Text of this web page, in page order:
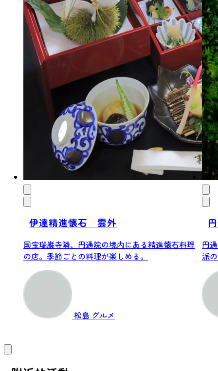
伊達精進懐石 雲外
国宝瑞巌寺隣、円通院の境内にある精進懐石料理
の店。季節ごとの料理が楽しめる。
松島 グルメ
円
派